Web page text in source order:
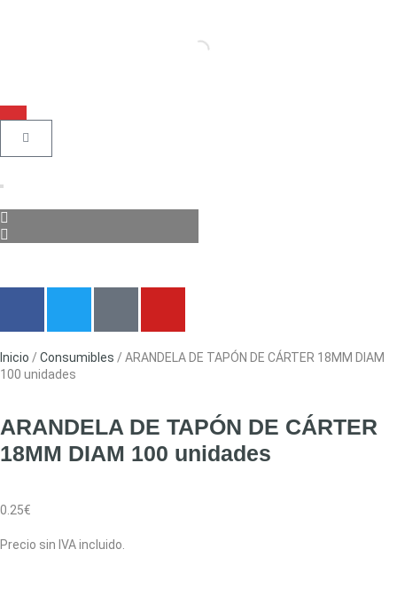
Inicio / Consumibles / ARANDELA DE TAPÓN DE CÁRTER 18MM DIAM
100 unidades
ARANDELA DE TAPÓN DE CÁRTER
18MM DIAM 100 unidades
0.25€
Precio sin IVA incluido.